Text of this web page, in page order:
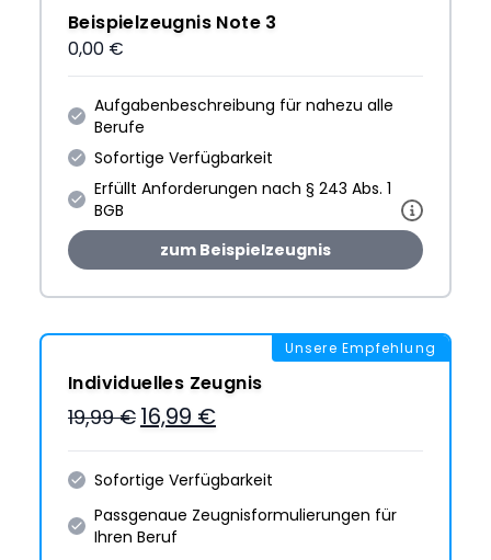
Beispielzeugnis Note 3
0,00 €
Aufgabenbeschreibung für nahezu alle
Berufe
Sofortige Verfügbarkeit
Erfüllt Anforderungen nach § 243 Abs. 1
BGB
zum Beispielzeugnis
Unsere Empfehlung
Individuelles Zeugnis
19,99 € 16,99 €
Sofortige Verfügbarkeit
Passgenaue Zeugnis­formulie­rungen für
Ihren Beruf